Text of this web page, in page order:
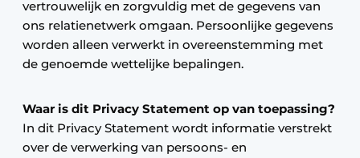
vertrouwelijk en zorgvuldig met de gegevens van
ons relatienetwerk omgaan. Persoonlijke gegevens
worden alleen verwerkt in overeenstemming met
de genoemde wettelijke bepalingen.
Waar is dit Privacy Statement op van toepassing?
In dit Privacy Statement wordt informatie verstrekt
over de verwerking van persoons- en